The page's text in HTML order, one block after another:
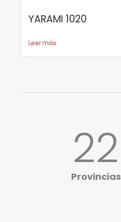
YARAMI 1020
Leer más
Provincias
23